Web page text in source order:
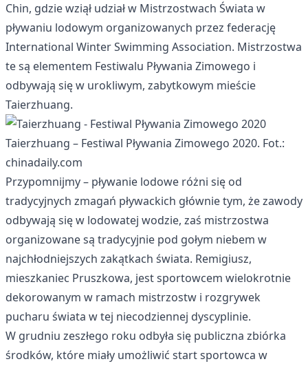
Chin, gdzie wziął udział w Mistrzostwach Świata w
pływaniu lodowym organizowanych przez federację
International Winter Swimming Association. Mistrzostwa
te są elementem Festiwalu Pływania Zimowego i
odbywają się w urokliwym, zabytkowym mieście
Taierzhuang.
Taierzhuang – Festiwal Pływania Zimowego 2020. Fot.:
chinadaily.com
Przypomnijmy – pływanie lodowe różni się od
tradycyjnych zmagań pływackich głównie tym, że zawody
odbywają się w lodowatej wodzie, zaś mistrzostwa
organizowane są tradycyjnie pod gołym niebem w
najchłodniejszych zakątkach świata. Remigiusz,
mieszkaniec Pruszkowa, jest sportowcem wielokrotnie
dekorowanym w ramach mistrzostw i rozgrywek
pucharu świata w tej niecodziennej dyscyplinie.
W grudniu zeszłego roku odbyła się publiczna zbiórka
środków, które miały umożliwić start sportowca w